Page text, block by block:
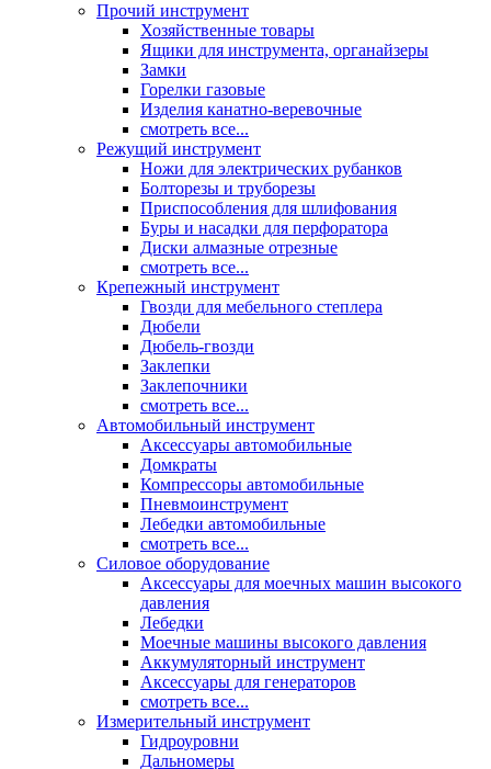
Прочий инструмент
Хозяйственные товары
Ящики для инструмента, органайзеры
Замки
Горелки газовые
Изделия канатно-веревочные
смотреть все...
Режущий инструмент
Ножи для электрических рубанков
Болторезы и труборезы
Приспособления для шлифования
Буры и насадки для перфоратора
Диски алмазные отрезные
смотреть все...
Крепежный инструмент
Гвозди для мебельного степлера
Дюбели
Дюбель-гвозди
Заклепки
Заклепочники
смотреть все...
Автомобильный инструмент
Аксессуары автомобильные
Домкраты
Компрессоры автомобильные
Пневмоинструмент
Лебедки автомобильные
смотреть все...
Силовое оборудование
Аксессуары для моечных машин высокого
давления
Лебедки
Моечные машины высокого давления
Аккумуляторный инструмент
Аксессуары для генераторов
смотреть все...
Измерительный инструмент
Гидроуровни
Дальномеры